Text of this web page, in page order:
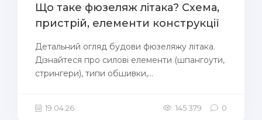
Що таке фюзеляж літака? Схема,
пристрій, елементи конструкції
Детальний огляд будови фюзеляжу літака.
Дізнайтеся про силові елементи (шпангоути,
стрингери), типи обшивки,...
19.04.26 145 379 0